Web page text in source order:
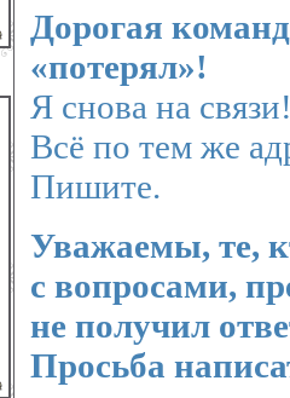
Дорогая
«потерял»!
Я снова на
Всё по тем же
Пишите.
Уважаемы, те,
с вопросами,
не получил
Просьба